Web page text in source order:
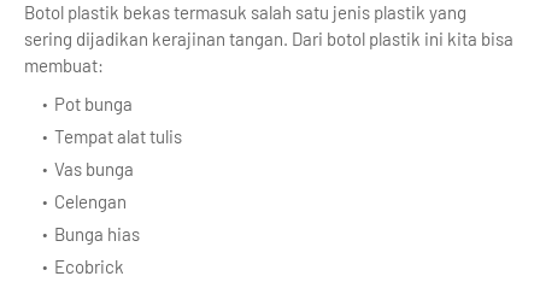
Botol plastik bekas termasuk salah satu jenis plastik yang
sering dijadikan kerajinan tangan. Dari botol plastik ini kita bisa
membuat:
Pot bunga
Tempat alat tulis
Vas bunga
Celengan
Bunga hias
Ecobrick